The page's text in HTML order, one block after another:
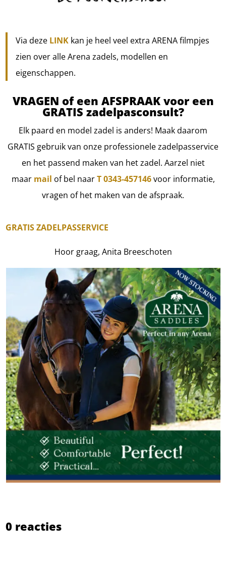
Via deze LINK kan je heel veel extra ARENA filmpjes
zien over alle Arena zadels, modellen en
eigenschappen.
VRAGEN of een AFSPRAAK voor een
GRATIS zadelpasconsult?
Elk paard en model zadel is anders! Maak daarom
GRATIS gebruik van onze professionele zadelpasservice
en het passend maken van het zadel. Aarzel niet
maar mail of bel naarT 0343-457146voor informatie,
vragen of het maken van de afspraak.
GRATIS ZADELPASSERVICE
Hoor graag, Anita Breeschoten
0 reacties